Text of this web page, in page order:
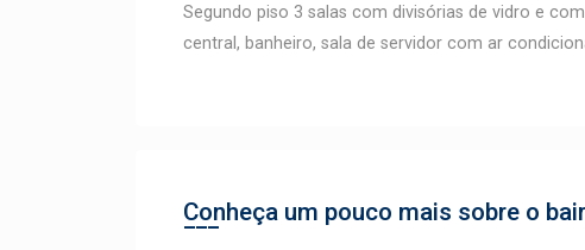
Segundo piso 3 salas com divisórias de vidro e
central, banheiro, sala de servidor com ar
Conheça um pouco mais sobre o